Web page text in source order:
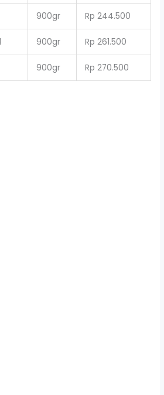
900gr Rp 244.500
900gr Rp 261.500
900gr Rp 270.500